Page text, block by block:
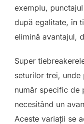
exemplu,
după egalitate, în
elimină avantajul,
Super
seturilor trei, unde
număr specific de
necesitând un
Aceste variații se